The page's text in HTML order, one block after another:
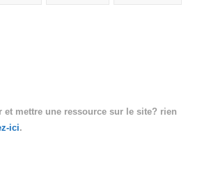
et mettre une ressource sur le site? rien
ici.